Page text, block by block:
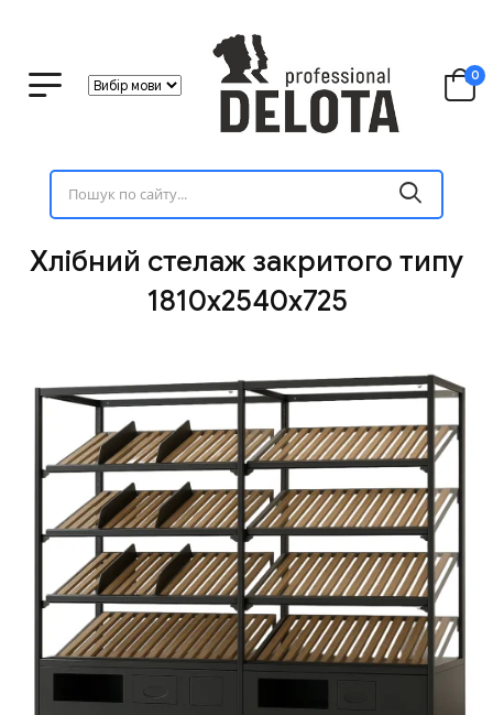
0
Хлібний стелаж закритого типу
1810х2540х725